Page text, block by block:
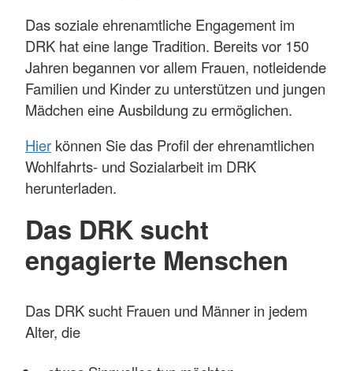
Das soziale ehrenamtliche Engagement im
DRK hat eine lange Tradition. Bereits vor 150
Jahren begannen vor allem Frauen, notleidende
Familien und Kinder zu unterstützen und jungen
Mädchen eine Ausbildung zu ermöglichen.
Hier können Sie das Profil der ehrenamtlichen
Wohlfahrts- und Sozialarbeit im DRK
herunterladen.
Das DRK sucht
engagierte Menschen
Das DRK sucht Frauen und Männer in jedem
Alter, die